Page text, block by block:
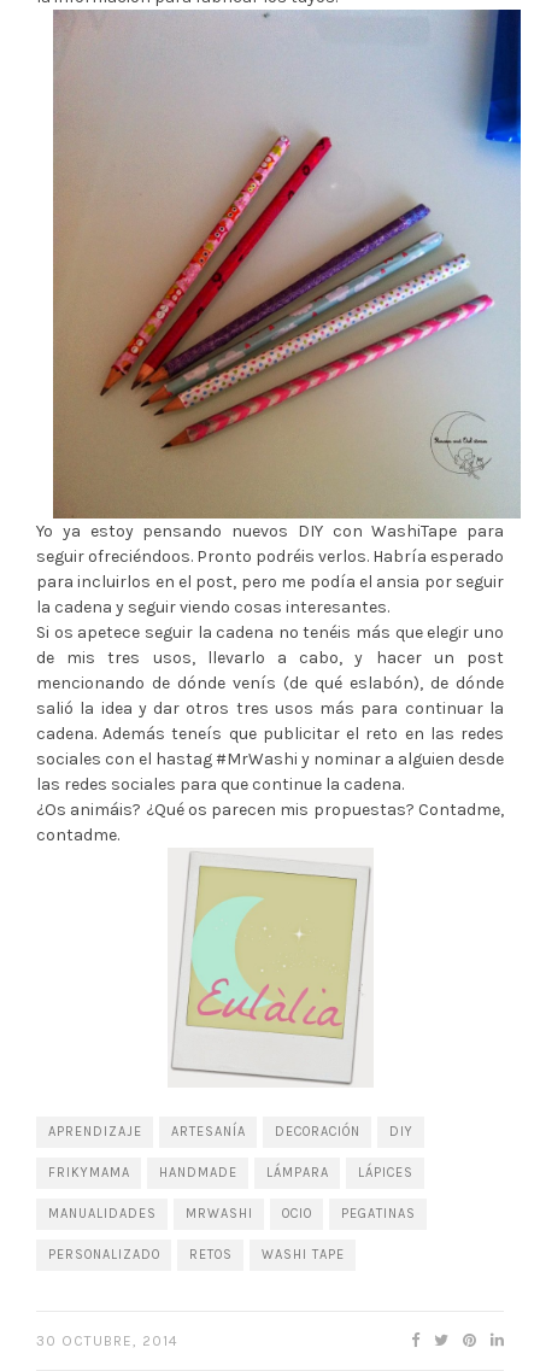
Yo ya estoy pensando nuevos DIY con WashiTape para
seguir ofreciéndoos. Pronto podréis verlos. Habría esperado
para incluirlos en el post, pero me podía el ansia por seguir
la cadena y seguir viendo cosas interesantes.
Si os apetece seguir la cadena no tenéis más que elegir uno
de mis tres usos, llevarlo a cabo, y hacer un post
mencionando de dónde venís (de qué eslabón), de dónde
salió la idea y dar otros tres usos más para continuar la
cadena. Además teneís que publicitar el reto en las redes
sociales con el hastag #MrWashi y nominar a alguien desde
las redes sociales para que continue la cadena.
¿Os animáis? ¿Qué os parecen mis propuestas? Contadme,
contadme.
APRENDIZAJE ARTESANÍA DECORACIÓN DIY
FRIKYMAMA HANDMADE LÁMPARA LÁPICES
MANUALIDADES MRWASHI OCIO PEGATINAS
PERSONALIZADO RETOS WASHI TAPE
30 OCTUBRE, 2014